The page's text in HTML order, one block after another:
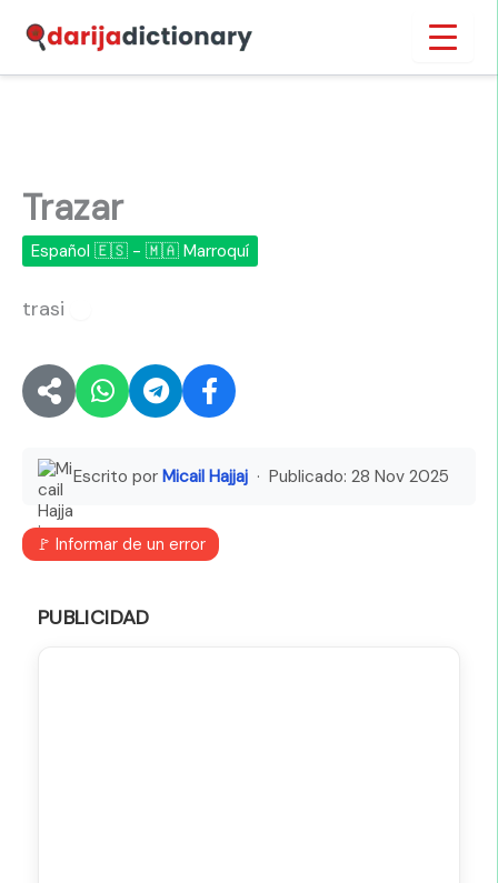
contenido
Trazar
Español 🇪🇸 - 🇲🇦 Marroquí
trasi
Escrito por Micail Hajjaj · Publicado: 28 Nov 2025
🚩 Informar de un error
PUBLICIDAD